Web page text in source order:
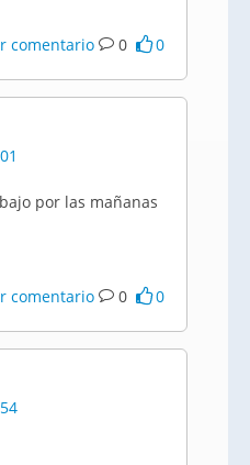
comentario 0 0
por las mañanas
comentario 0 0